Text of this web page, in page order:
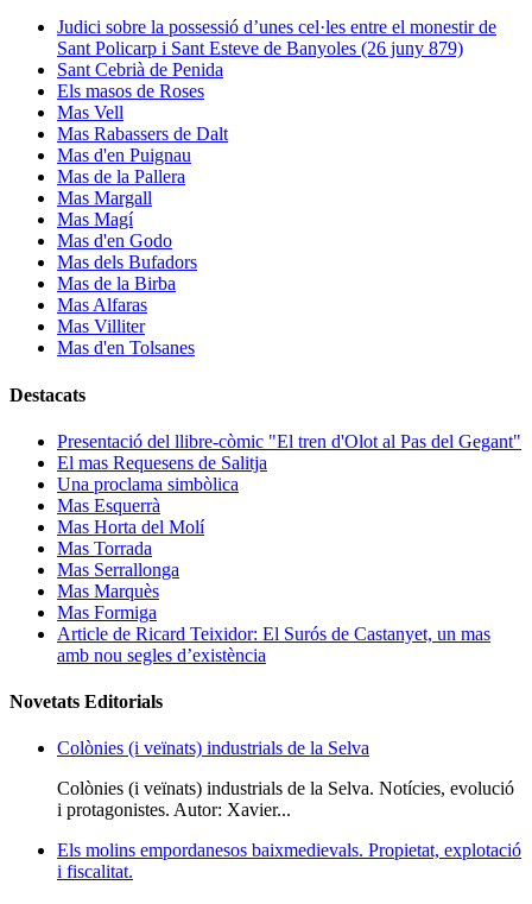
Judici sobre la possessió d’unes cel·les entre el monestir de
Sant Policarp i Sant Esteve de Banyoles (26 juny 879)
Sant Cebrià de Penida
Els masos de Roses
Mas Vell
Mas Rabassers de Dalt
Mas d'en Puignau
Mas de la Pallera
Mas Margall
Mas Magí
Mas d'en Godo
Mas dels Bufadors
Mas de la Birba
Mas Alfaras
Mas Villiter
Mas d'en Tolsanes
Destacats
Presentació del llibre-còmic "El tren d'Olot al Pas del Gegant"
El mas Requesens de Salitja
Una proclama simbòlica
Mas Esquerrà
Mas Horta del Molí
Mas Torrada
Mas Serrallonga
Mas Marquès
Mas Formiga
Article de Ricard Teixidor: El Surós de Castanyet, un mas
amb nou segles d’existència
Novetats Editorials
Colònies (i veïnats) industrials de la Selva
Colònies (i veïnats) industrials de la Selva. Notícies, evolució
i protagonistes. Autor: Xavier...
Els molins empordanesos baixmedievals. Propietat, explotació
i fiscalitat.